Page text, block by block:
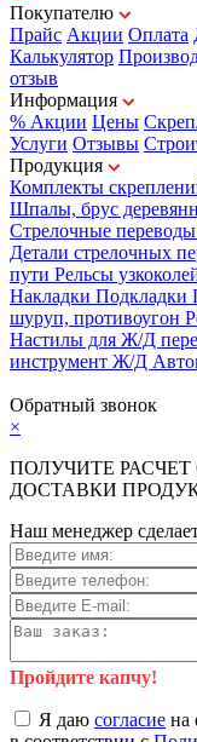
Покупателю
Прайс Акции Оплата
Калькулятор
отзыв
Информация
% Акции Цены
Услуги Отзывы
Продукция
Комплекты
Шпалы, брус
Стрелочные переводы
Детали стрелочных
пути Рельсы
Накладки Подкладки
шуруп, противоугон
Настилы для Ж/Д
инструмент Ж/Д
Обратный звонок
×
ПОЛУЧИТЕ
ДОСТАВКИ
Наш менеджер
Пройдите капчу!
Я даю согласие на